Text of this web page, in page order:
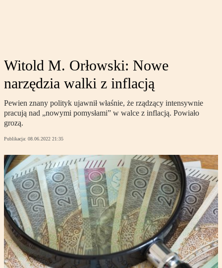
Witold M. Orłowski: Nowe
narzędzia walki z inflacją
Pewien znany polityk ujawnił właśnie, że rządzący intensywnie
pracują nad „nowymi pomysłami” w walce z inflacją. Powiało
grozą.
Publikacja: 08.06.2022 21:35